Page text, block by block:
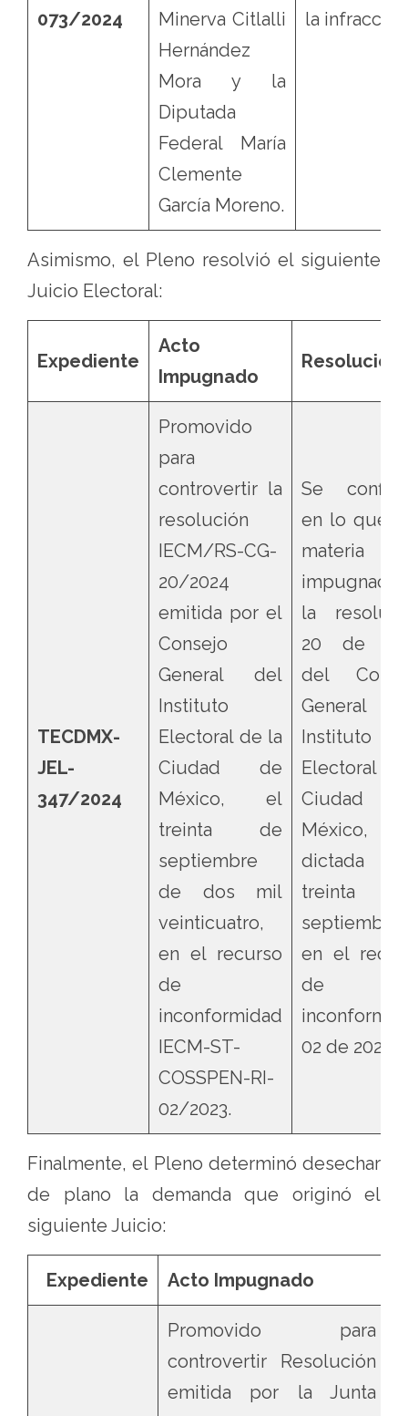
073/2024
Minerva Citlalli
Hernández
Mora y la
Diputada
Federal María
Clemente
García Moreno.
la
Asimismo, el Pleno resolvió el siguiente
Juicio Electoral:
Expediente
Acto
Impugnado
Resolución
TECDMX-
JEL-
347/2024
Promovido
para
controvertir la
resolución
IECM/RS-CG-
20/2024
emitida por el
Consejo
General del
Instituto
Electoral de la
Ciudad de
México, el
treinta de
septiembre
de dos mil
veinticuatro,
en el recurso
de
inconformidad
IECM-ST-
COSSPEN-RI-
02/2023.
Se
en lo que
materia
la
20 de
del
General
Instituto
Electoral
Ciudad
México,
dictada
treinta
septiembre
en el
de
02 de 2023.
Finalmente, el Pleno determinó desechar
de plano la demanda que originó el
siguiente Juicio:
Expediente Acto Impugnado
Promovido para
controvertir Resolución
emitida por la Junta